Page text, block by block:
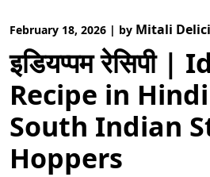
February 18, 2026 | by Mitali
इडियप्पम रेसिपी
Recipe in
South Indian
Hoppers